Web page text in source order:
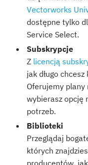
Vectorworks
dostępne tylko
Service Select.
Subskrypcje
Z licencją
jak długo
Oferujemy plany
wybierasz opcję
potrzeb.
Biblioteki
Przeglądaj
których
producentów,